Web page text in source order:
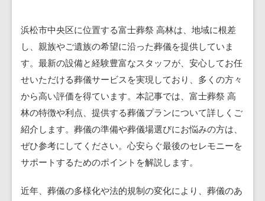
浜松市中央区に位置する富士葬祭 高林は、地域に根差
し、親族やご遺族の希望に沿った葬儀を提供していま
す。最新の設備と経験豊富なスタッフが、安心してお任
せいただける葬儀サービスを実現しており、多くの方々
から高い評価を得ています。本記事では、富士葬祭 高
林の特徴や利点、提供する葬儀プランについて詳しくご
紹介します。葬儀の準備や葬儀場選びにお悩みの方は、
ぜひ参考にしてください。心安らぐ最後のセレモニーを
サポートするためのポイントを解説します。
近年、葬儀の多様化や法的規制の変化により、葬儀のあ